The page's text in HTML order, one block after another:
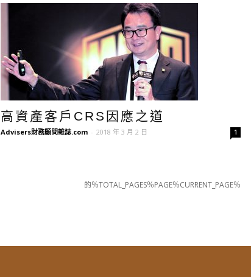
高資產客戶CRS因應之道
Advisers財務顧問雜誌.com - 2018 年 3 月 2 日 1
的％TOTAL_PAGES％PAGE％CURRENT_PAGE％